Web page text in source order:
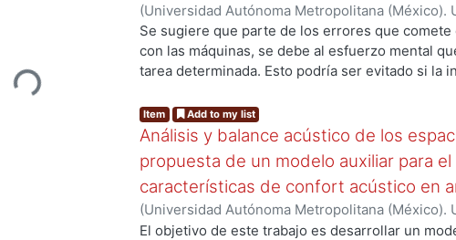
Loading...
(Universidad Autónoma Metropolitana (México).
de Servicios de Información.,2002-05)
Se sugiere que parte de los errores que
con las máquinas, se debe al esfuerzo mental
tarea determinada. Esto podría ser evitado si la
biológicas del ser humano. Se pone como
interacción con anuncios espectaculares,
experimento planteado en la tesis, intenta poner
cierto límite la carga cognitiva conduce
sostiene que las nuevas tecnologías pueden ser
que pretenden buscar soluciones a los
Item Add to my list
Análisis y balance acústico de los
propuesta de un modelo auxiliar para
características de confort acústico en
(Universidad Autónoma Metropolitana (México).
de Servicios de Información.,2001-11)
El objetivo de este trabajo es desarrollar un